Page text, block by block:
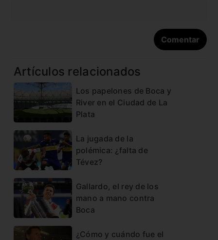
Artículos relacionados
Los papelones de Boca y
River en el Ciudad de La
Plata
La jugada de la
polémica: ¿falta de
Tévez?
Gallardo, el rey de los
mano a mano contra
Boca
¿Cómo y cuándo fue el